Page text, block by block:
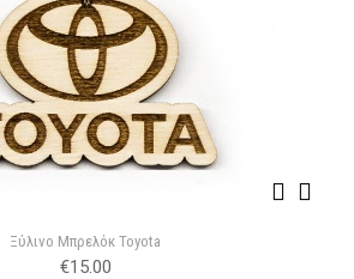
Ξύλινο Μπρελόκ Toyota
€15.00